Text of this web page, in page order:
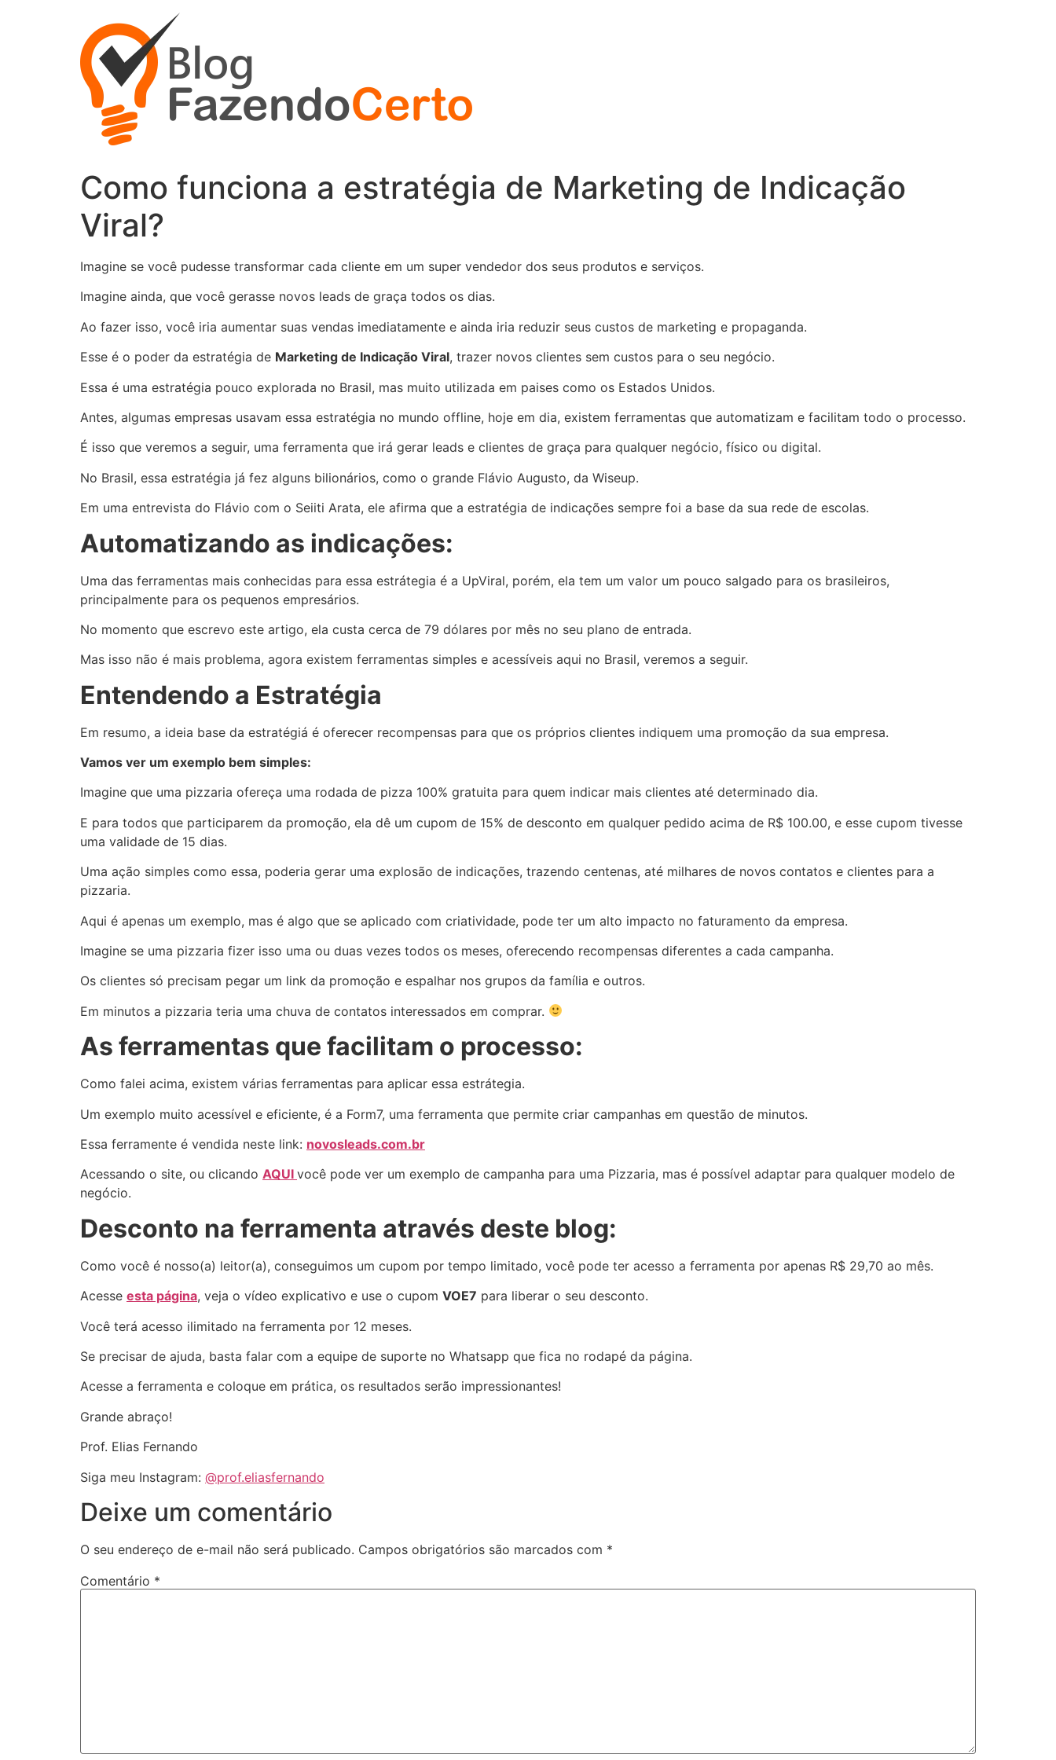
Como funciona a estratégia de Marketing de Indicação
Viral?
Imagine se você pudesse transformar cada cliente em um super vendedor dos seus produtos e serviços.
Imagine ainda, que você gerasse novos leads de graça todos os dias.
Ao fazer isso, você iria aumentar suas vendas imediatamente e ainda iria reduzir seus custos de marketing e propaganda.
Esse é o poder da estratégia de Marketing de Indicação Viral, trazer novos clientes sem custos para o seu negócio.
Essa é uma estratégia pouco explorada no Brasil, mas muito utilizada em paises como os Estados Unidos.
Antes, algumas empresas usavam essa estratégia no mundo offline, hoje em dia, existem ferramentas que automatizam e facilitam todo o processo.
É isso que veremos a seguir, uma ferramenta que irá gerar leads e clientes de graça para qualquer negócio, físico ou digital.
No Brasil, essa estratégia já fez alguns bilionários, como o grande Flávio Augusto, da Wiseup.
Em uma entrevista do Flávio com o Seiiti Arata, ele afirma que a estratégia de indicações sempre foi a base da sua rede de escolas.
Automatizando as indicações:
Uma das ferramentas mais conhecidas para essa estrátegia é a UpViral, porém, ela tem um valor um pouco salgado para os brasileiros,
principalmente para os pequenos empresários.
No momento que escrevo este artigo, ela custa cerca de 79 dólares por mês no seu plano de entrada.
Mas isso não é mais problema, agora existem ferramentas simples e acessíveis aqui no Brasil, veremos a seguir.
Entendendo a Estratégia
Em resumo, a ideia base da estratégiá é oferecer recompensas para que os próprios clientes indiquem uma promoção da sua empresa.
Vamos ver um exemplo bem simples:
Imagine que uma pizzaria ofereça uma rodada de pizza 100% gratuita para quem indicar mais clientes até determinado dia.
E para todos que participarem da promoção, ela dê um cupom de 15% de desconto em qualquer pedido acima de R$ 100.00, e esse cupom tivesse
uma validade de 15 dias.
Uma ação simples como essa, poderia gerar uma explosão de indicações, trazendo centenas, até milhares de novos contatos e clientes para a
pizzaria.
Aqui é apenas um exemplo, mas é algo que se aplicado com criatividade, pode ter um alto impacto no faturamento da empresa.
Imagine se uma pizzaria fizer isso uma ou duas vezes todos os meses, oferecendo recompensas diferentes a cada campanha.
Os clientes só precisam pegar um link da promoção e espalhar nos grupos da família e outros.
Em minutos a pizzaria teria uma chuva de contatos interessados em comprar.
As ferramentas que facilitam o processo:
Como falei acima, existem várias ferramentas para aplicar essa estrátegia.
Um exemplo muito acessível e eficiente, é a Form7, uma ferramenta que permite criar campanhas em questão de minutos.
Essa ferramente é vendida neste link: novosleads.com.br
Acessando o site, ou clicando AQUI você pode ver um exemplo de campanha para uma Pizzaria, mas é possível adaptar para qualquer modelo de
negócio.
Desconto na ferramenta através deste blog:
Como você é nosso(a) leitor(a), conseguimos um cupom por tempo limitado, você pode ter acesso a ferramenta por apenas R$ 29,70 ao mês.
Acesse esta página, veja o vídeo explicativo e use o cupom VOE7 para liberar o seu desconto.
Você terá acesso ilimitado na ferramenta por 12 meses.
Se precisar de ajuda, basta falar com a equipe de suporte no Whatsapp que fica no rodapé da página.
Acesse a ferramenta e coloque em prática, os resultados serão impressionantes!
Grande abraço!
Prof. Elias Fernando
Siga meu Instagram: @prof.eliasfernando
Deixe um comentário
O seu endereço de e-mail não será publicado. Campos obrigatórios são marcados com *
Comentário *